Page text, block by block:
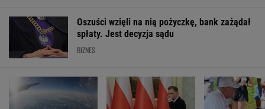
Oszuści wzięli na nią pożyczkę, bank zażądał
spłaty. Jest decyzja sądu
BIZNES